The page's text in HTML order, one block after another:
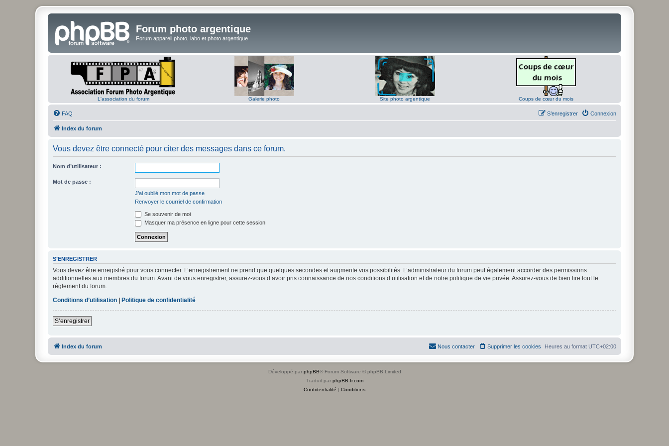
Forum photo argentique
Forum appareil photo, labo et photo argentique
L'association du forum Galerie photo Site photo argentique Coups de cœur du mois
FAQ Connexion
S’enregistrer
Index du forum
Vous devez être connecté pour citer des messages dans ce forum.
Nom d’utilisateur :
Mot de passe :
J’ai oublié mon mot de passe
Renvoyer le courriel de confirmation
Se souvenir de moi
Masquer ma présence en ligne pour cette session
S’ENREGISTRER
Vous devez être enregistré pour vous connecter. L’enregistrement ne prend que quelques secondes et augmente vos possibilités. L’administrateur du forum peut également accorder des permissions
additionnelles aux membres du forum. Avant de vous enregistrer, assurez-vous d’avoir pris connaissance de nos conditions d’utilisation et de notre politique de vie privée. Assurez-vous de bien lire tout le
règlement du forum.
Conditions d’utilisation
Politique de confidentialité
S’enregistrer
Index du forum Heures au format UTC+02:00
Supprimer les cookies
Nous contacter
Développé par phpBB® Forum Software © phpBB Limited
Traduit par phpBB-fr.com
Confidentialité | Conditions